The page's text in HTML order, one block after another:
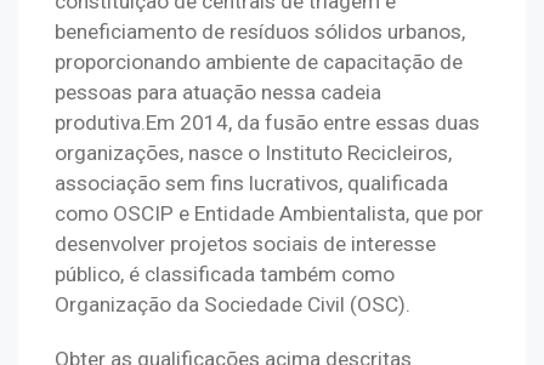
beneficiamento de resíduos sólidos urbanos,
proporcionando ambiente de capacitação de
pessoas para atuação nessa cadeia
produtiva. Em 2014, da fusão entre essas duas
organizações, nasce o Instituto Recicleiros,
associação sem fins lucrativos, qualificada
como OSCIP e Entidade Ambientalista, que por
desenvolver projetos sociais de interesse
público, é classificada também como
Organização da Sociedade Civil (OSC).
Obter as qualificações acima descritas